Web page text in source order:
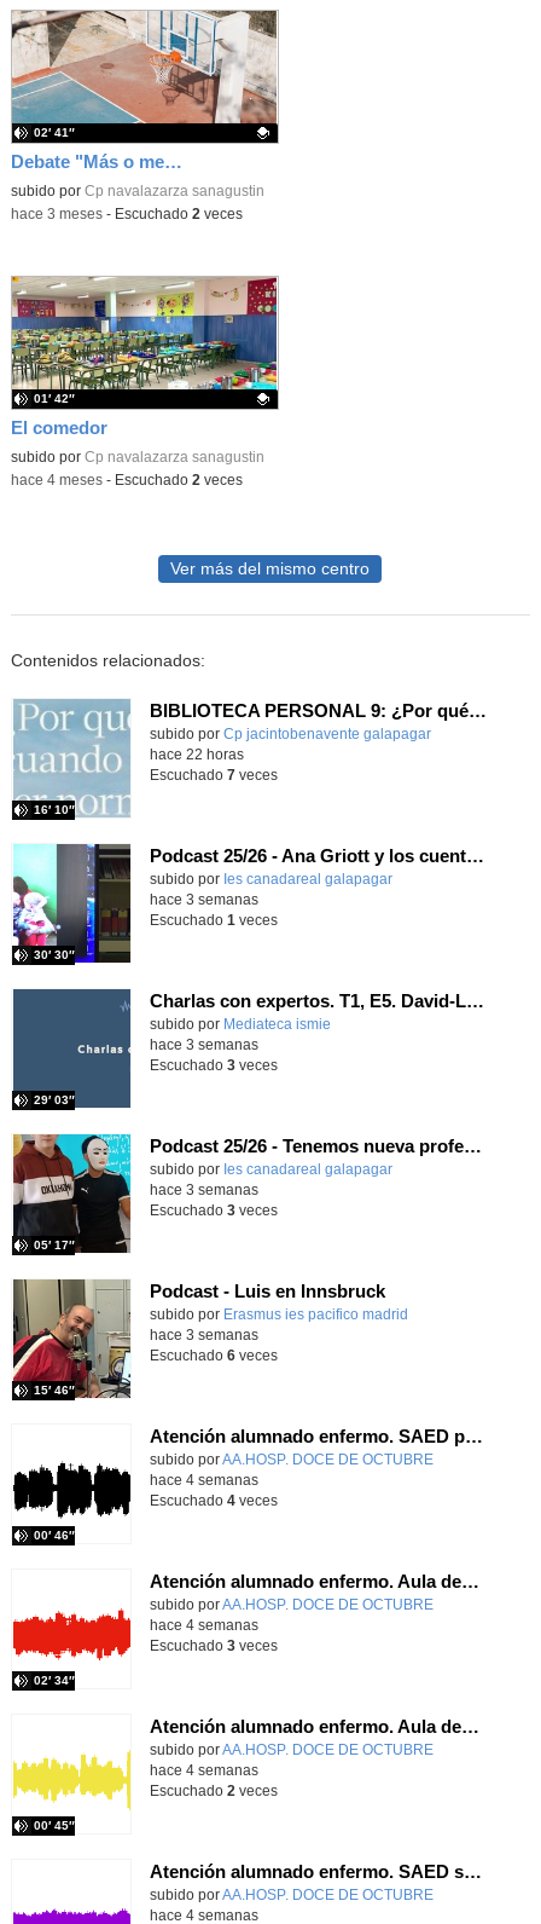
Debate "Más o menos tiempo de patio"
Contenido educativo.
subido por Cp navalazarza sanagustin
02′ 41″
-hace 3 meses- Escuchado 2veces
El comedor
Contenido educativo.
subido por Cp navalazarza sanagustin
01′ 42″
-hace 4 meses- Escuchado 2veces
Ver más del mismo centro
Contenidos relacionados:
BIBLIOTECA PERSONAL 9: ¿Por qué ser feliz cuando puedes ser normal?
Contenido educativo.
subido por Cp jacintobenavente galapagar
16′ 10″
-
hace 22 horas
Escuchado 7veces
Podcast 25/26 - Ana Griott y los cuentos de las voces olvidadas
subido por Ies canadareal galapagar
30′ 30″
-
hace 3 semanas
Escuchado 1 veces
Charlas con expertos. T1, E5. David-Li Ilundáin Reviriego
subido por Mediateca ismie
29′ 03″
hace 3 semanas
Escuchado 3veces
Podcast 25/26 - Tenemos nueva profesora de Griego ¿Conoces a María Eugenia?
subido por Ies canadareal galapagar
05′ 17″
-
hace 3 semanas
Escuchado 3veces
Podcast - Luis en Innsbruck
subido por Erasmus ies pacifico madrid
15′ 46″
hace 3 semanas
Escuchado 6veces
Atención alumnado enfermo. SAED primaria. José Nesh-Nash García
Contenido educativo.
subido porAA.HOSP. DOCE DE OCTUBRE
00′ 46″
-
hace 4 semanas
Escuchado 4veces
Atención alumnado enfermo. Aula dentro del hospital. Sara Martín Fernández.
Contenido educativo.
subido porAA.HOSP. DOCE DE OCTUBRE
02′ 34″
-
hace 4 semanas
Escuchado 3veces
Atención alumnado enfermo. Aula dentro del hospital. Rosa María Poza Hervás
Contenido educativo.
subido porAA.HOSP. DOCE DE OCTUBRE
00′ 45″
-
hace 4 semanas
Escuchado 2 veces
Atención alumnado enfermo. SAED secundaria. Charo Villamariz Cid.
Contenido educativo.
subido porAA.HOSP. DOCE DE OCTUBRE-
hace 4 semanas